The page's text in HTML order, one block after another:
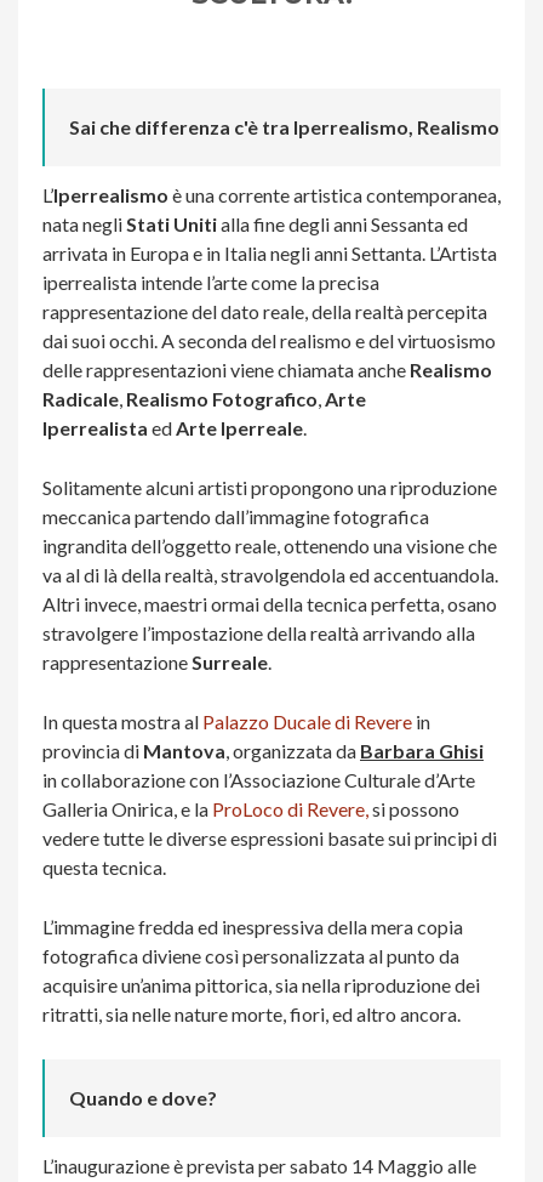
Sai che differenza c'è tra Iperrealismo, Realismo e
L’Iperrealismo è una corrente artistica contemporanea,
nata negliStati Unitialla fine degli anni Sessanta ed
arrivata in Europa e in Italia negli anni Settanta. L’Artista
iperrealista intende l’arte come la precisa
rappresentazione del dato reale, della realtà percepita
dai suoi occhi. A seconda del realismo e del virtuosismo
delle rappresentazioni viene chiamata anche Realismo
Radicale, Realismo Fotografico,Arte
Iperrealista edArte Iperreale.
Solitamente alcuni artisti propongono una riproduzione
meccanica partendo dall’immagine fotografica
ingrandita dell’oggetto reale, ottenendo una visione che
va al di là della realtà, stravolgendola ed accentuandola.
Altri invece, maestri ormai della tecnica perfetta, osano
stravolgere l’impostazione della realtà arrivando alla
rappresentazioneSurreale.
In questa mostra al Palazzo Ducale di Revere in
provincia di Mantova, organizzata da Barbara Ghisi
in collaborazione con l’Associazione Culturale d’Arte
Galleria Onirica, e la ProLoco di Revere,si possono
vedere tutte le diverse espressioni basate sui principi di
questa tecnica.
L’immagine fredda ed inespressiva della mera copia
fotografica diviene così personalizzata al punto da
acquisire un’anima pittorica, sia nella riproduzione dei
ritratti, sia nelle nature morte, fiori, ed altro ancora.
Quando e dove?
L’inaugurazione è prevista per sabato 14 Maggio alle